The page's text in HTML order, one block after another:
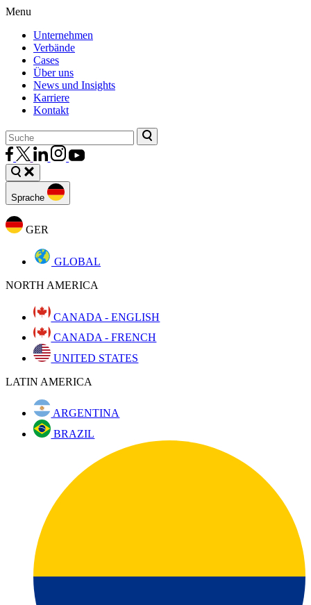
Menu
Unternehmen
Verbände
Cases
Über uns
News und Insights
Karriere
Kontakt
Sprache
GER
GLOBAL
NORTH AMERICA
CANADA - ENGLISH
CANADA - FRENCH
UNITED STATES
LATIN AMERICA
ARGENTINA
BRAZIL